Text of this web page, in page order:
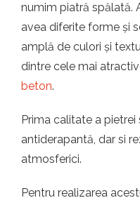
numim piatră spălată.
avea diferite forme și
amplă de culori și
dintre cele mai
beton.
Prima calitate a
antiderapantă, dar si
atmosferici.
Pentru realizarea